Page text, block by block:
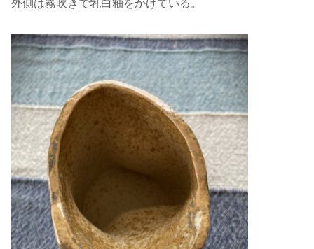
外側は霧吹きで乳白釉をかけている。